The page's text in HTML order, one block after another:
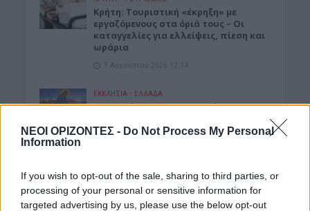
ΝΕΟΙ ΟΡΙΖΟΝΤΕΣ - Do Not Process My Personal
Information
If you wish to opt-out of the sale, sharing to third parties, or
processing of your personal or sensitive information for
targeted advertising by us, please use the below opt-out
Κρήτη: Τουριστική «έκρηξη» με
εργαζόμενους στα όριά τους – Οι
καταγγελίες για ελλείψεις, πίεση και
ωράρια
7 Αυγούστου 2026 12:14
ΕΚΚΛΗΣΙΑ • ΕΛΛΑΔΑ
7η Αυγούστου 626 μ.Χ.: Η νύχτα που
Κωνσταντινούπολη
ΝΟΜΌΣ ΧΑΝΊΩΝ
Χανιά: Ξάπλωσε να κάνει
ηλιοθεραπεία και πέθανε!